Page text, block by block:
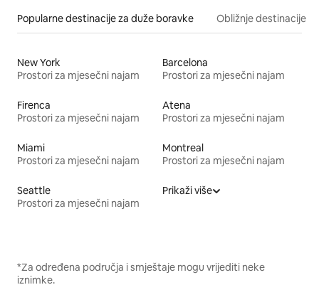
Popularne destinacije za duže boravke Obližnje destinacije
New York
Prostori za mjesečni najam
Barcelona
Prostori za mjesečni najam
Firenca
Prostori za mjesečni najam
Atena
Prostori za mjesečni najam
Miami
Prostori za mjesečni najam
Montreal
Prostori za mjesečni najam
Seattle
Prostori za mjesečni najam
Prikaži više
*Za određena područja i smještaje mogu vrijediti neke
iznimke.